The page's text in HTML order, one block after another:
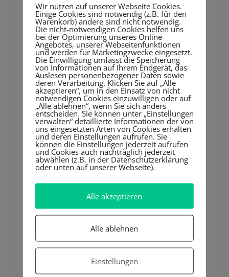
Video-
Player
Wir nutzen auf unserer Webseite Cookies.
Einige Cookies sind notwendig (z.B. für den
Warenkorb) andere sind nicht notwendig.
Die nicht-notwendigen Cookies helfen uns
bei der Optimierung unseres Online-
Angebotes, unserer Webseitenfunktionen
und werden für Marketingzwecke eingesetzt.
Die Einwilligung umfasst die Speicherung
von Informationen auf Ihrem Endgerät, das
Auslesen personenbezogener Daten sowie
deren Verarbeitung. Klicken Sie auf „Alle
akzeptieren“, um in den Einsatz von nicht
notwendigen Cookies einzuwilligen oder auf
„Alle ablehnen“, wenn Sie sich anders
entscheiden. Sie können unter „Einstellungen
verwalten“ detaillierte Informationen der von
uns eingesetzten Arten von Cookies erhalten
und deren Einstellungen aufrufen. Sie
können die Einstellungen jederzeit aufrufen
und Cookies auch nachträglich jederzeit
abwählen (z.B. in der Datenschutzerklärung
oder unten auf unserer Webseite).
Alle akzeptieren
Alle ablehnen
Einstellungen